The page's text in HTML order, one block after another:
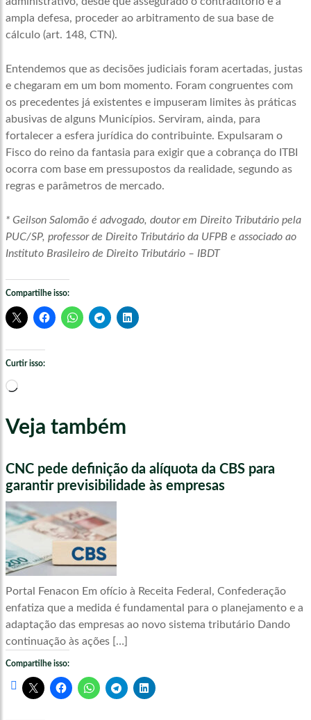
ampla defesa, proceder ao arbitramento de sua base de
cálculo (art. 148, CTN).
Entendemos que as decisões judiciais foram acertadas, justas
e chegaram em um bom momento. Foram congruentes com
os precedentes já existentes e impuseram limites às práticas
abusivas de alguns Municípios. Serviram, ainda, para
fortalecer a esfera jurídica do contribuinte. Expulsaram o
Fisco do reino da fantasia para exigir que a cobrança do ITBI
ocorra com base em pressupostos da realidade, segundo as
regras e parâmetros de mercado.
* Geilson Salomão é advogado, doutor em Direito Tributário pela
PUC/SP, professor de Direito Tributário da UFPB e associado ao
Instituto Brasileiro de Direito Tributário – IBDT
Compartilhe isso:
Curtir isso:
Carregando...
Veja também
CNC pede definição da alíquota da CBS para
garantir previsibilidade às empresas
Portal Fenacon Em ofício à Receita Federal, Confederação
enfatiza que a medida é fundamental para o planejamento e a
adaptação das empresas ao novo sistema tributário Dando
continuação às ações […]
Compartilhe isso: